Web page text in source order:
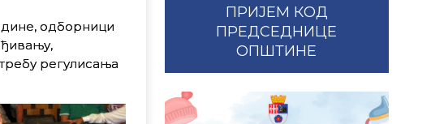
одборници
регулисања
ПРИЈЕМ КОД
ПРЕДСЕДНИЦЕ
ОПШТИНЕ